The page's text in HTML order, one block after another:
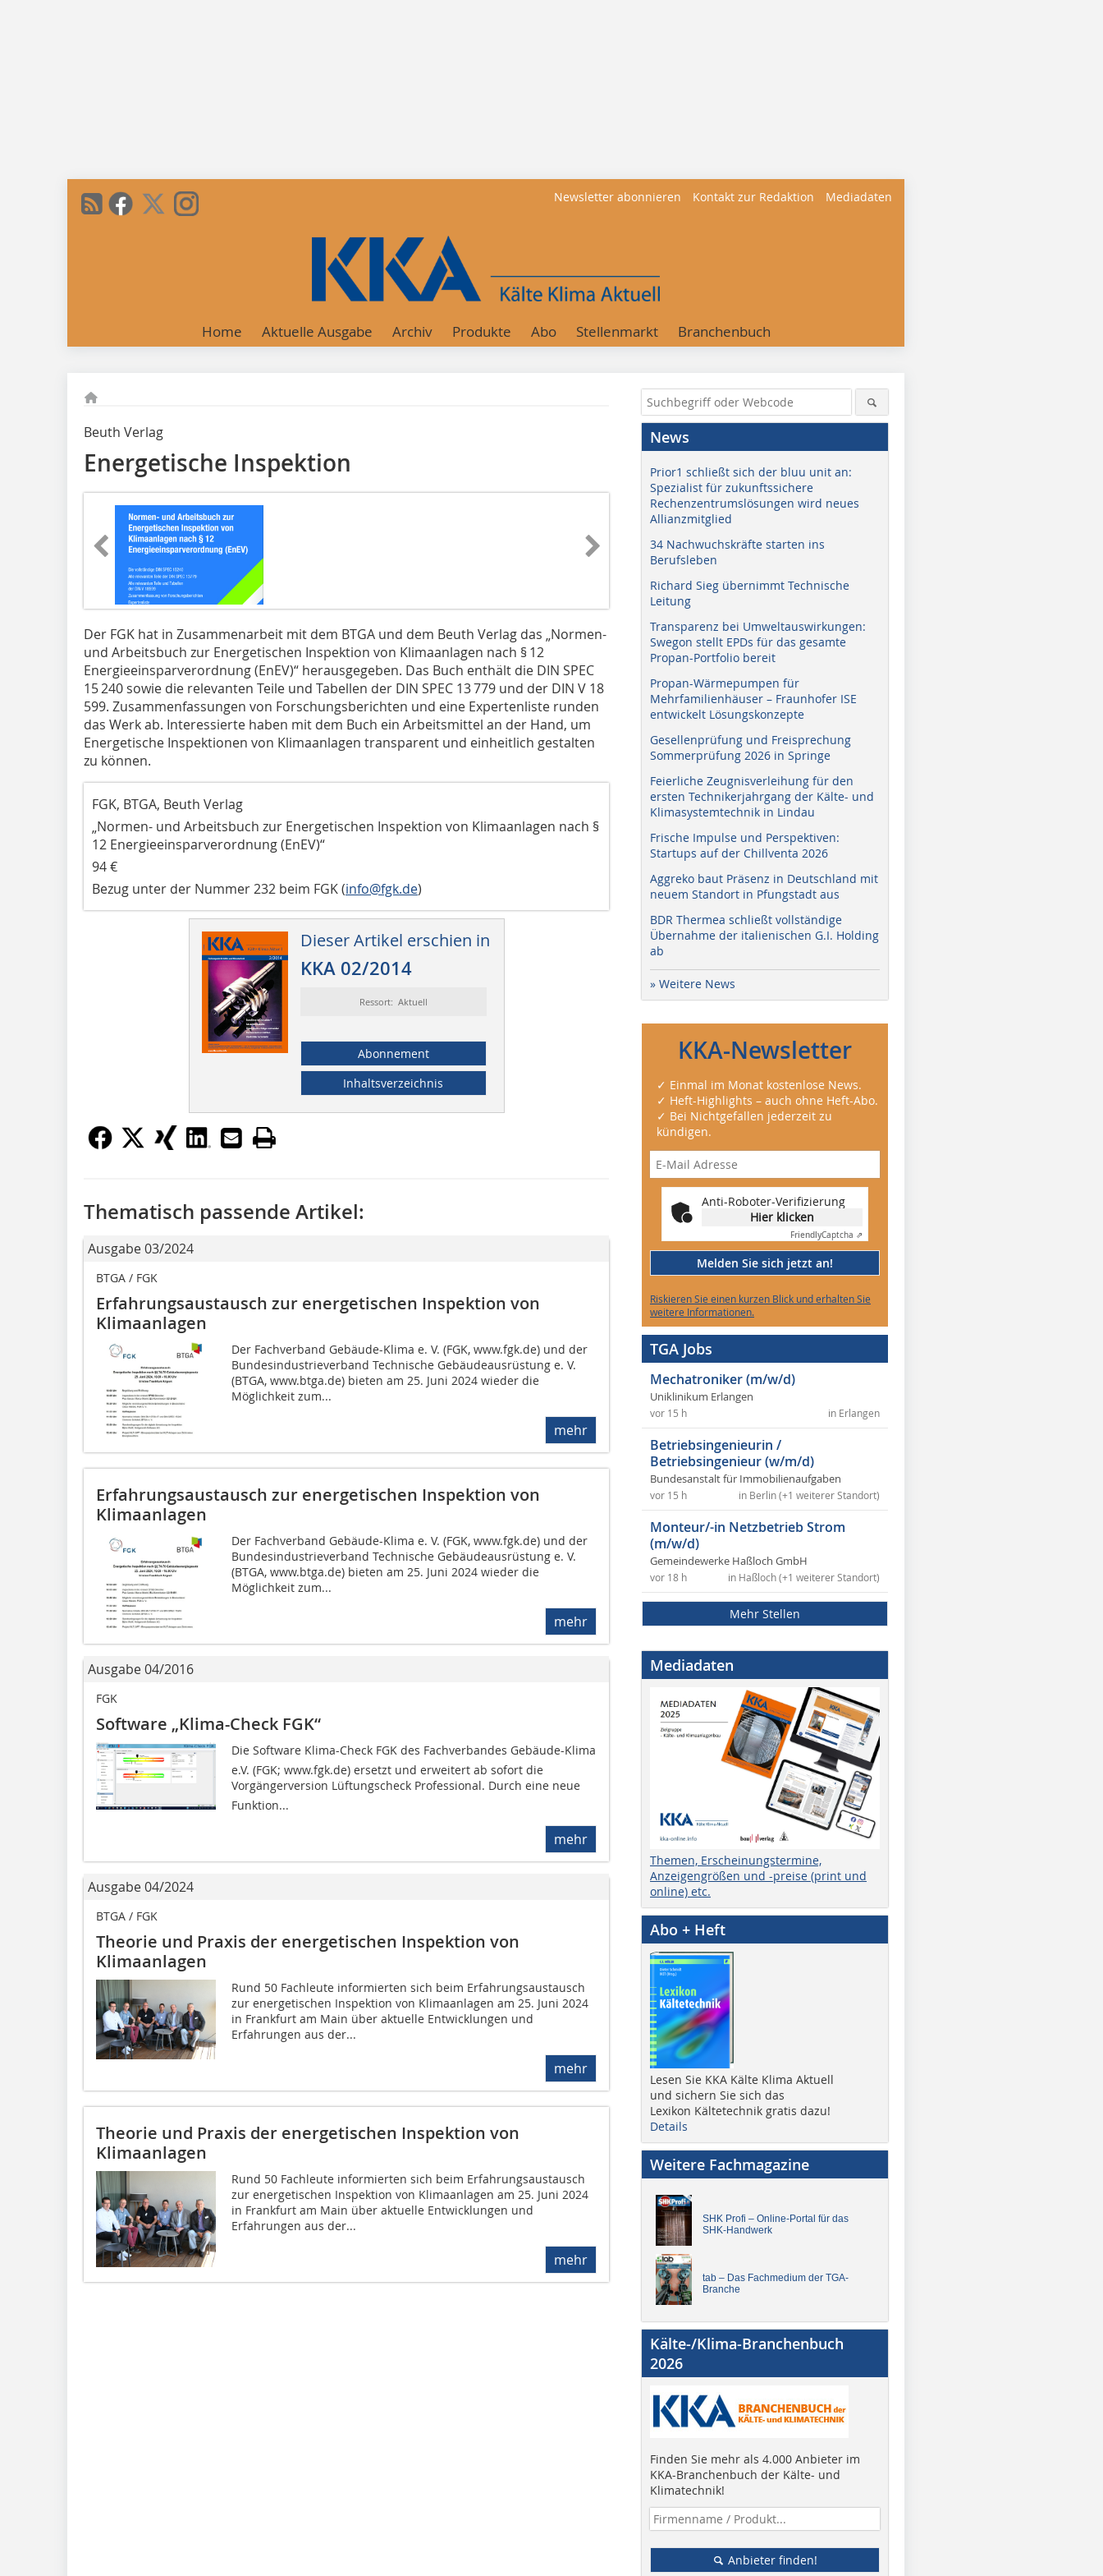
Newsletter abonnieren Kontakt zur Redaktion Mediadaten
Home Aktuelle Ausgabe Archiv Produkte Abo Stellenmarkt Branchenbuch
Beuth Verlag
Energetische Inspektion
Der FGK hat in Zusammenarbeit mit dem BTGA und dem Beuth Verlag das „Normen-
und Arbeitsbuch zur Energetischen Inspektion von Klimaanlagen nach § 12
Energieeinsparverordnung (EnEV)“ herausgegeben. Das Buch enthält die DIN SPEC
15 240 sowie die relevanten Teile und Tabellen der DIN SPEC 13 779 und der DIN V 18
599. Zusammenfassungen von Forschungsberichten und eine Expertenliste runden
das Werk ab. Interessierte haben mit dem Buch ein Arbeitsmittel an der Hand, um
Energetische Inspektionen von Klimaanlagen transparent und einheitlich gestalten
zu können.
FGK, BTGA, Beuth Verlag
„Normen- und Arbeitsbuch zur Energetischen Inspektion von Klimaanlagen nach §
12 Energieeinsparverordnung (EnEV)“
94 €
Bezug unter der Nummer 232 beim FGK (info@fgk.de)
Dieser Artikel erschien in
KKA 02/2014
Ressort: Aktuell
Abonnement
Inhaltsverzeichnis
Thematisch passende Artikel:
Ausgabe 03/2024
BTGA / FGK
Erfahrungsaustausch zur energetischen Inspektion von
Klimaanlagen
Der Fachverband Gebäude-Klima e. V. (FGK, www.fgk.de) und der
Bundesindustrieverband Technische Gebäudeausrüstung e. V.
(BTGA, www.btga.de) bieten am 25. Juni 2024 wieder die
Möglichkeit zum...
mehr
Erfahrungsaustausch zur energetischen Inspektion von
Klimaanlagen
Der Fachverband Gebäude-Klima e. V. (FGK, www.fgk.de) und der
Bundesindustrieverband Technische Gebäudeausrüstung e. V.
(BTGA, www.btga.de) bieten am 25. Juni 2024 wieder die
Möglichkeit zum...
mehr
Ausgabe 04/2016
FGK
Software „Klima-Check FGK“
Die Software Klima-Check FGK des Fachverbandes Gebäude-Klima
e.V. (FGK; www.fgk.de) ersetzt und erweitert ab sofort die
Vorgängerversion Lüftungscheck Professional. Durch eine neue
Funktion...
mehr
Ausgabe 04/2024
BTGA / FGK
Theorie und Praxis der energetischen Inspektion von
Klimaanlagen
Rund 50 Fachleute informierten sich beim Erfahrungsaustausch
zur energetischen Inspektion von Klimaanlagen am 25. Juni 2024
in Frankfurt am Main über aktuelle Entwicklungen und
Erfahrungen aus der...
mehr
Theorie und Praxis der energetischen Inspektion von
Klimaanlagen
Rund 50 Fachleute informierten sich beim Erfahrungsaustausch
zur energetischen Inspektion von Klimaanlagen am 25. Juni 2024
in Frankfurt am Main über aktuelle Entwicklungen und
Erfahrungen aus der...
mehr
News
Prior1 schließt sich der bluu unit an:
Spezialist für zukunftssichere
Rechenzentrumslösungen wird neues
Allianzmitglied
34 Nachwuchskräfte starten ins
Berufsleben
Richard Sieg übernimmt Technische
Leitung
Transparenz bei Umweltauswirkungen:
Swegon stellt EPDs für das gesamte
Propan-Portfolio bereit
Propan-Wärmepumpen für
Mehrfamilienhäuser – Fraunhofer ISE
entwickelt Lösungskonzepte
Gesellenprüfung und Freisprechung
Sommerprüfung 2026 in Springe
Feierliche Zeugnisverleihung für den
ersten Technikerjahrgang der Kälte- und
Klimasystemtechnik in Lindau
Frische Impulse und Perspektiven:
Startups auf der Chillventa 2026
Aggreko baut Präsenz in Deutschland mit
neuem Standort in Pfungstadt aus
BDR Thermea schließt vollständige
Übernahme der italienischen G.I. Holding
ab
» Weitere News
KKA-Newsletter
✓ Einmal im Monat kostenlose News.
✓ Heft-Highlights – auch ohne Heft-Abo.
✓ Bei Nichtgefallen jederzeit zu
kündigen.
Anti-Roboter-Verifizierung
Hier klicken
FriendlyCaptcha ⇗
Melden Sie sich jetzt an!
Riskieren Sie einen kurzen Blick und erhalten Sie
weitere Informationen.
TGA Jobs
Mechatroniker (m/w/d)
Uniklinikum Erlangen
in Erlangen
vor 15 h
Betriebsingenieurin /
Betriebsingenieur (w/m/d)
Bundesanstalt für Immobilienaufgaben
in Berlin (+1 weiterer Standort)
vor 15 h
Monteur/-in Netzbetrieb Strom
(m/w/d)
Gemeindewerke Haßloch GmbH
in Haßloch (+1 weiterer Standort)
vor 18 h
Mehr Stellen
Mediadaten
Themen, Erscheinungstermine,
Anzeigengrößen und -preise (print und
online) etc.
Abo + Heft
Lesen Sie KKA Kälte Klima Aktuell
und sichern Sie sich das
Lexikon Kältetechnik gratis dazu!
Details
Weitere Fachmagazine
SHK Profi – Online-Portal für das
SHK-Handwerk
tab – Das Fachmedium der TGA-
Branche
Kälte-/Klima-Branchenbuch
2026
Finden Sie mehr als 4.000 Anbieter im
KKA-Branchenbuch der Kälte- und
Klimatechnik!
Anbieter finden!